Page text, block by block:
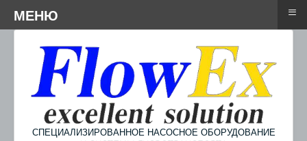
СПЕЦИАЛИЗИРОВАННОЕ НАСОСНОЕ ОБОРУДОВАНИЕ
Menu ≡
МЕНЮ ≡